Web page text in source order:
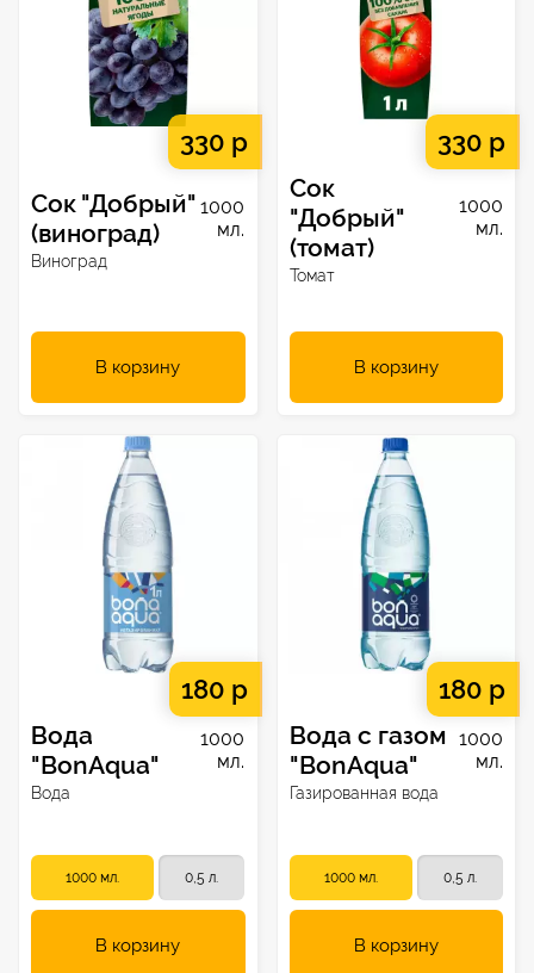
330 р
Сок "Добрый"
(виноград)
1000
мл.
Виноград
В корзину
330 р
Сок
"Добрый"
(томат)
1000
мл.
Томат
В корзину
180 р
Вода
"BonAqua"
1000
мл.
Вода
1000 мл. 0,5 л.
В корзину
180 р
Вода с газом
"BonAqua"
1000
мл.
Газированная вода
1000 мл. 0,5 л.
В корзину